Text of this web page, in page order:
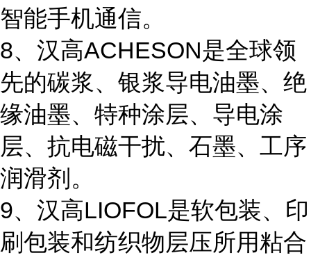
智能手机通信。
8、汉高ACHESON是全球领
先的碳浆、银浆导电油墨、绝
缘油墨、特种涂层、导电涂
层、抗电磁干扰、石墨、工序
润滑剂。
9、汉高LIOFOL是软包装、印
刷包装和纺织物层压所用粘合